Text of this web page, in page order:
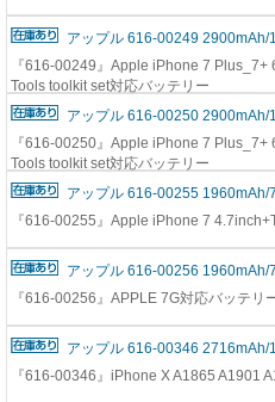
アップル 616-00249 2900mAh/
『616-00249』Apple iPhone 7
Tools toolkit set対応バッテリー
アップル 616-00250 2900mAh/
『616-00250』Apple iPhone 7
Tools toolkit set対応バッテリー
アップル 616-00255 1960mAh/
『616-00255』Apple iPhone 7
アップル 616-00256 1960mAh/
『616-00256』APPLE 7G対応バッテリ
アップル 616-00346 2716mAh/
『616-00346』iPhone X A1865 A1901